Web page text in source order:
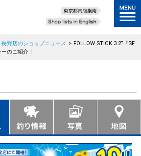
長野店のショップニュース > FOLLOW STICK 3.2”『SF
のご紹介！